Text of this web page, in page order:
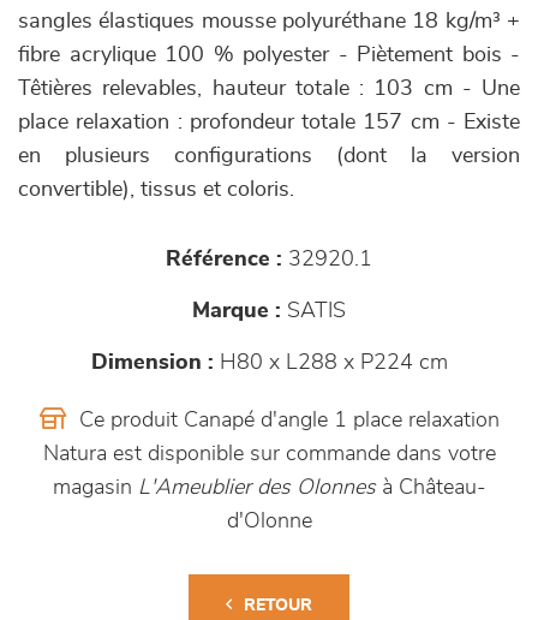
sangles élastiques mousse polyuréthane 18 kg/m³ +
fibre acrylique 100 % polyester - Piètement bois -
Têtières relevables, hauteur totale : 103 cm - Une
place relaxation : profondeur totale 157 cm - Existe
en plusieurs configurations (dont la version
convertible), tissus et coloris.
Référence : 32920.1
Marque : SATIS
Dimension : H80 x L288 x P224 cm
Ce produit Canapé d'angle 1 place relaxation
Natura est disponible sur commande dans votre
magasin L'Ameublier des Olonnesà Château-
d'Olonne
RETOUR